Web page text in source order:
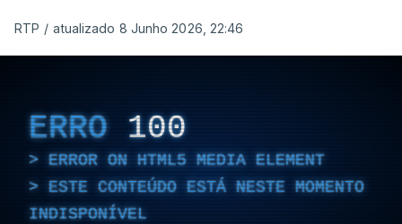
RTP / atualizado 8 Junho 2026, 22:46
ERRO 100
ERROR ON HTML5 MEDIA ELEMENT
ESTE CONTEÚDO ESTÁ NESTE MOMENTO
INDISPONÍVEL